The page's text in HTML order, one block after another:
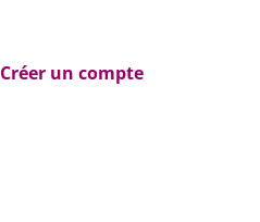
Créer un compte